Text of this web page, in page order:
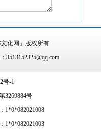
文化网」版权所有
3513152325@qq.com
号-1
3269884号
1*0*082021008
1*0*082021003